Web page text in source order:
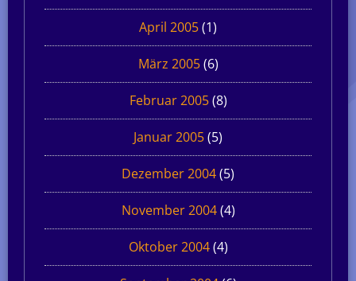
April 2005(1)
März 2005(6)
Februar 2005(8)
Januar 2005(5)
Dezember 2004(5)
November 2004(4)
Oktober 2004(4)